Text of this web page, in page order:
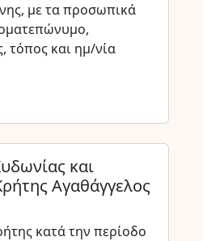
με τα προσωπικά
τόπος και ημ/νία
και
Αγαθάγγελος
κατά την περίοδο